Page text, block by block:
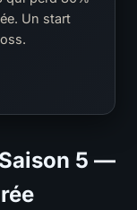
Un start
5 —